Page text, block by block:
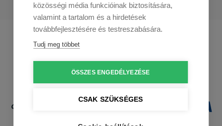
Profikuchar.sk
Profikuchař.cz
közösségi média funkcióinak biztosítására,
valamint a tartalom és a hirdetések
továbbfejlesztésére és testreszabására.
Tudj meg többet
ÖSSZES ENGEDÉLYEZÉSE
CSAK SZÜKSÉGES